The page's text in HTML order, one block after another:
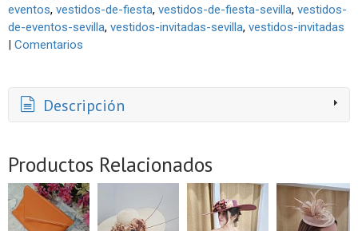
eventos vestidos-de-fiesta vestidos-de-fiesta-sevilla vestidos-
de-eventos-sevilla vestidos-invitadas-sevilla vestidos-invitadas
| Comentarios
Descripción
Productos Relacionados